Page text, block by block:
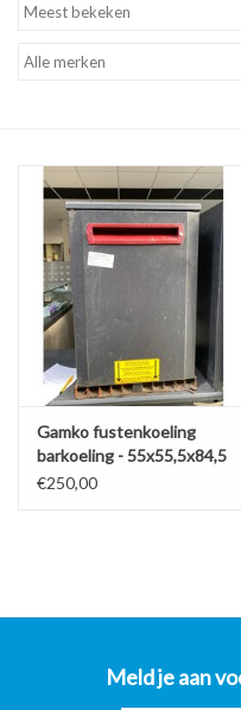
Onderdelen bakwanden
Gamko fustenkoeling
barkoeling - 55x55,5x84,5
lxbxh
€250,00
Meld je aan